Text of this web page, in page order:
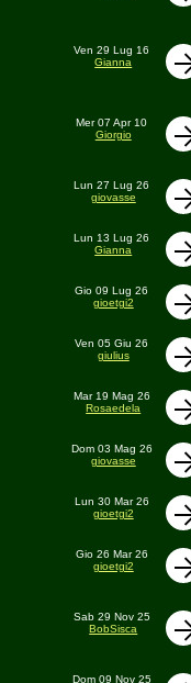
Ven 29 Lug 16
Gianna
Mer 07 Apr 10
Giorgio
Lun 27 Lug 26
giovasse
Lun 13 Lug 26
Gianna
Gio 09 Lug 26
gioetgi2
Ven 05 Giu 26
giulius
Mar 19 Mag 26
Rosaedela
Dom 03 Mag 26
giovasse
Lun 30 Mar 26
gioetgi2
Gio 26 Mar 26
gioetgi2
Sab 29 Nov 25
BobSisca
Dom 09 Nov 25